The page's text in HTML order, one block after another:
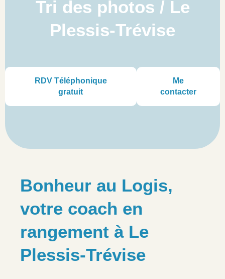
Tri des photos / Le
Plessis-Trévise
RDV Téléphonique
gratuit
Me
contacter
Bonheur au Logis,
votre coach en
rangement à Le
Plessis-Trévise